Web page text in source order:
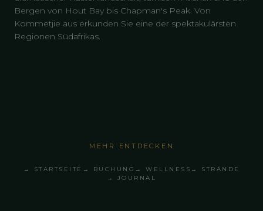
Bergen von Hout Bay bis Chapman's Peak. Von
Kommetjie aus erkunden Sie eine der spektakulärsten
Regionen Südafrikas.
MEHR ENTDECKEN
→ STARTSEITE → BUCHUNG → WELLNESS → STRÄNDE
→ JOURNAL